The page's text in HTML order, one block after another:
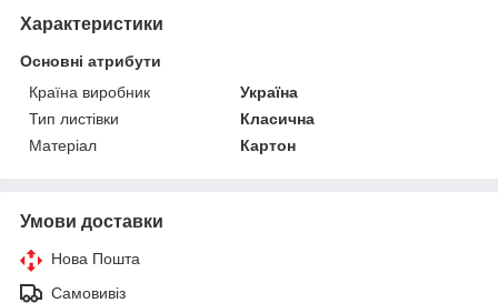
Характеристики
Основні атрибути
Країна виробник
Україна
Тип листівки
Класична
Матеріал
Картон
Умови доставки
Нова Пошта
Самовивіз